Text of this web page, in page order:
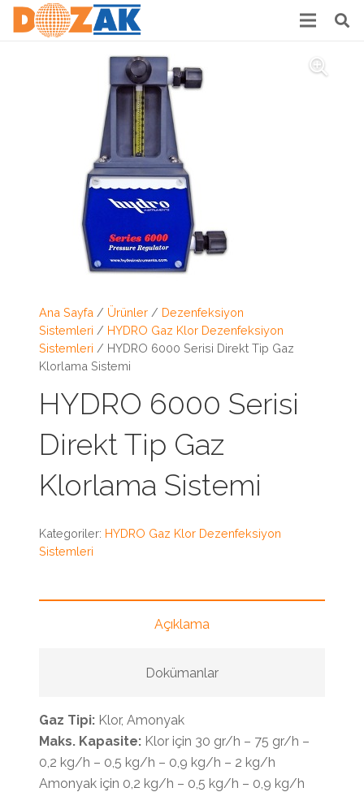
Ana Sayfa / Ürünler / Dezenfeksiyon
Sistemleri / HYDRO Gaz Klor Dezenfeksiyon
Sistemleri / HYDRO 6000 Serisi Direkt Tip Gaz
Klorlama Sistemi
HYDRO 6000 Serisi
Direkt Tip Gaz
Klorlama Sistemi
Kategoriler: HYDRO Gaz Klor Dezenfeksiyon
Sistemleri
Açıklama
Dokümanlar
Gaz Tipi: Klor, Amonyak
Maks. Kapasite: Klor için 30 gr/h – 75 gr/h –
0,2 kg/h – 0,5 kg/h – 0,9 kg/h – 2 kg/h
Amonyak için 0,2 kg/h – 0,5 kg/h – 0,9 kg/h